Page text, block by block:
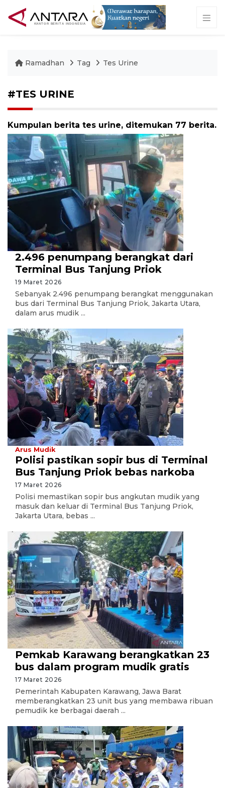
Ramadhan Tag Tes Urine
#TES URINE
Kumpulan berita tes urine, ditemukan 77 berita.
2.496 penumpang berangkat dari
Terminal Bus Tanjung Priok
19 Maret 2026
Sebanyak 2.496 penumpang berangkat menggunakan
bus dari Terminal Bus Tanjung Priok, Jakarta Utara,
dalam arus mudik ...
Arus Mudik
Polisi pastikan sopir bus di Terminal
Bus Tanjung Priok bebas narkoba
17 Maret 2026
Polisi memastikan sopir bus angkutan mudik yang
masuk dan keluar di Terminal Bus Tanjung Priok,
Jakarta Utara, bebas ...
Pemkab Karawang berangkatkan 23
bus dalam program mudik gratis
17 Maret 2026
Pemerintah Kabupaten Karawang, Jawa Barat
memberangkatkan 23 unit bus yang membawa ribuan
pemudik ke berbagai daerah ...